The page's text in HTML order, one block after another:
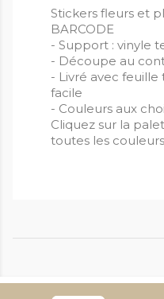
Stickers fleurs et
BARCODE
- Support : vinyle
- Découpe au
- Livré avec
facile
- Couleurs aux
Cliquez sur la
toutes les